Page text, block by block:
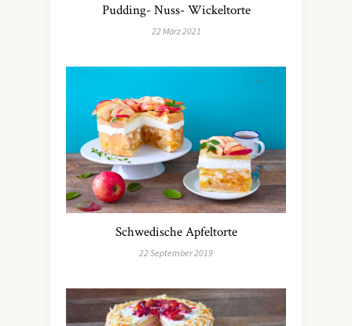
Pudding- Nuss- Wickeltorte
22 März 2021
Schwedische Apfeltorte
22 September 2019